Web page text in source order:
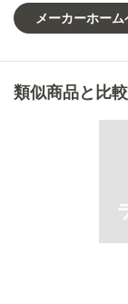
メーカーホー
類似商品と比